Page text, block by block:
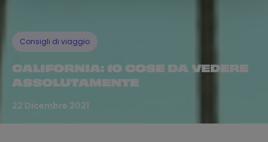
Consigli di viaggio
CALIFORNIA: 10 COSE DA VEDERE
ASSOLUTAMENTE
22 Dicembre 2021